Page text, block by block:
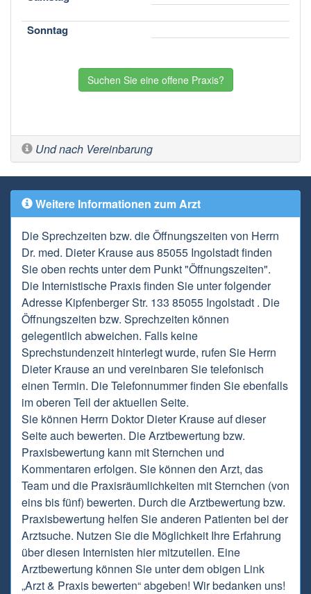
Sonntag
Suchen Sie eine offene Praxis?
Und nach Vereinbarung
Weitere Informationen zum Arzt
Die Sprechzeiten bzw. die Öffnungszeiten von Herrn
Dr. med. Dieter Krause aus 85055 Ingolstadt finden
Sie oben rechts unter dem Punkt "Öffnungszeiten".
Die Internistische Praxis finden Sie unter folgender
Adresse Kipfenberger Str. 133 85055 Ingolstadt . Die
Öffnungszeiten bzw. Sprechzeiten können
gelegentlich abweichen. Falls keine
Sprechstundenzeit hinterlegt wurde, rufen Sie Herrn
Dieter Krause an und vereinbaren Sie telefonisch
einen Termin. Die Telefonnummer finden Sie ebenfalls
im oberen Teil der aktuellen Seite.
Sie können Herrn Doktor Dieter Krause auf dieser
Seite auch bewerten. Die Arztbewertung bzw.
Praxisbewertung kann mit Sternchen und
Kommentaren erfolgen. Sie können den Arzt, das
Team und die Praxisräumlichkeiten mit Sternchen (von
eins bis fünf) bewerten. Durch die Arztbewertung bzw.
Praxisbewertung helfen Sie anderen Patienten bei der
Arztsuche. Nutzen Sie die Möglichkeit Ihre Erfahrung
über diesen Internisten hier mitzuteilen. Eine
Arztbewertung können Sie unter dem obigen Link
„Arzt & Praxis bewerten“ abgeben! Wir bedanken uns!